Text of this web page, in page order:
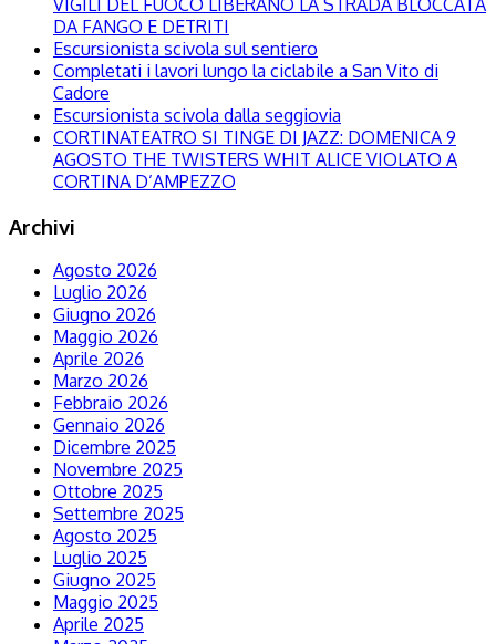
VIGILI DEL FUOCO LIBERANO LA STRADA BLOCCATA
DA FANGO E DETRITI
Escursionista scivola sul sentiero
Completati i lavori lungo la ciclabile a San Vito di
Cadore
Escursionista scivola dalla seggiovia
CORTINATEATRO SI TINGE DI JAZZ: DOMENICA 9
AGOSTO THE TWISTERS WHIT ALICE VIOLATO A
CORTINA D’AMPEZZO
Archivi
Agosto 2026
Luglio 2026
Giugno 2026
Maggio 2026
Aprile 2026
Marzo 2026
Febbraio 2026
Gennaio 2026
Dicembre 2025
Novembre 2025
Ottobre 2025
Settembre 2025
Agosto 2025
Luglio 2025
Giugno 2025
Maggio 2025
Aprile 2025